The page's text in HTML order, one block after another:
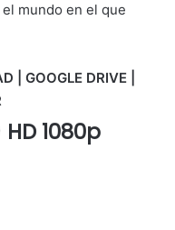
mundo en el que
| GOOGLE DRIVE |
1080p